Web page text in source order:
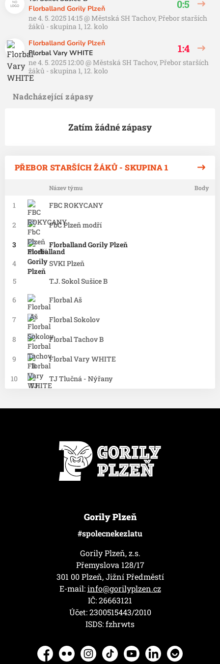
Florballand Gorily Plzeň
0:5
ne 4. 5. 2025 14:15@Městská SH Tachov, Přebor starších
žáků - skupina 1, 12. kolo
Florballand Gorily Plzeň
Florbal Vary WHITE
1:4
ne 4. 5. 2025 12:00 @Městská SH Tachov, Přebor starších
žáků - skupina 1, 12. kolo
Nadcházející zápasy
Zatím žádné zápasy
PŘEBOR STARŠÍCH ŽÁKŮ - SKUPINA 1
Název týmu Body
1 FBC ROKYCANY
2 FbC Plzeň modří
3
Florballand Gorily Plzeň
4
SVKI Plzeň
5
T.J. Sokol Sušice B
6
Florbal Aš
7 Florbal Sokolov
8 Florbal Tachov B
9 Florbal Vary WHITE
10 TJ Tlučná - Nýřany
Gorily Plzeň
#spolecnekezlatu
Gorily Plzeň, z.s.
Přemyslova 128/17
301 00 Plzeň, Jižní Předměstí
E-mail:info@gorilyplzen.cz
IČ: 26663121
Účet: 2300515443/2010
ISDS: fzhrwts
Facebook
Flickr Instagram
TikTokYouTubeLinkedInHerohero